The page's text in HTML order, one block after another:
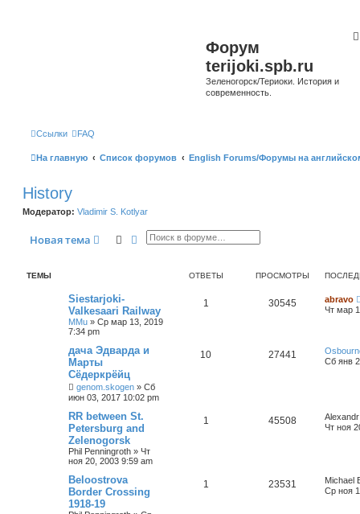
Форум
terijoki.spb.ru
Зеленогорск/Териоки. История и
современность.
Ссылки FAQ
На главную Список форумов English Forums/Форумы на
History
Модератор: Vladimir S. Kotlyar
Новая тема ПоискРасширенный поиск
ТЕМЫ ОТВЕТЫ ПРОСМОТРЫ
Siestarjoki-
Valkesaari Railway
MMu » Ср мар 13, 2019
7:34 pm
1 30545
abravo
Чт мар
дача Эдварда и
Марты
Сёдеркрёйц
genom.skogen » Сб
июн 03, 2017 10:02 pm
10 27441
Сб янв
RR between St.
Petersburg and
Zelenogorsk
Phil Penningroth » Чт
ноя 20, 2003 9:59 am
1 45508
Чт ноя
Beloostrova
Border Crossing
1918-19
1 23531
Michael
Ср ноя